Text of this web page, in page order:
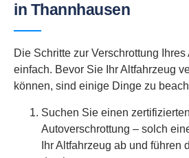
in Thannhausen
Die Schritte zur Verschrottung
einfach. Bevor Sie Ihr Altfahrzeug
können, sind einige Dinge zu
Suchen Sie einen
Autoverschrottung – solch
Ihr Altfahrzeug ab und führen